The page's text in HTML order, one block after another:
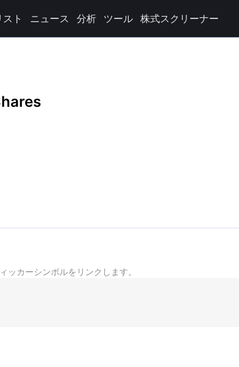
ト ニュース 分析 ツール 株式スクリーナー
カーシンボルをリンクします。